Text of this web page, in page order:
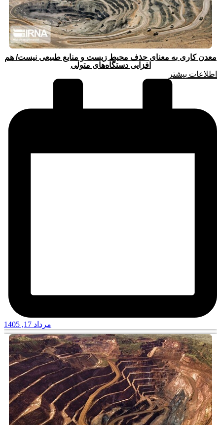
معدن کاری به معنای حذف محیط زیست و منابع طبیعی نیست/ هم
افزایی دستگاه‌های متولی
اطلاعات بیشتر
مرداد 17, 1405